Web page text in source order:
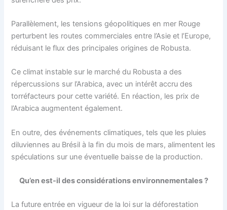
Parallèlement, les tensions géopolitiques en mer Rouge
perturbent les routes commerciales entre l’Asie et l’Europe,
réduisant le flux des principales origines de Robusta.
Ce climat instable sur le marché du Robusta a des
répercussions sur l’Arabica, avec un intérêt accru des
torréfacteurs pour cette variété. En réaction, les prix de
l’Arabica augmentent également.
En outre, des événements climatiques, tels que les pluies
diluviennes au Brésil à la fin du mois de mars, alimentent les
spéculations sur une éventuelle baisse de la production.
Qu’en est-il des considérations environnementales ?
La future entrée en vigueur de la loi sur la déforestation